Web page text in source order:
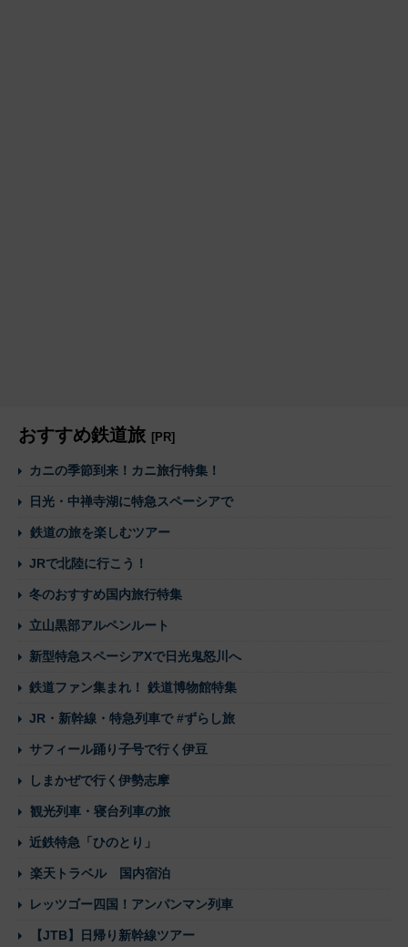
おすすめ鉄道旅 [PR]
カニの季節到来！カニ旅行特集！
日光・中禅寺湖に特急スペーシアで
鉄道の旅を楽しむツアー
JRで北陸に行こう！
冬のおすすめ国内旅行特集
立山黒部アルペンルート
新型特急スペーシアXで日光鬼怒川へ
鉄道ファン集まれ！ 鉄道博物館特集
JR・新幹線・特急列車で #ずらし旅
サフィール踊り子号で行く伊豆
しまかぜで行く伊勢志摩
観光列車・寝台列車の旅
近鉄特急「ひのとり」
楽天トラベル 国内宿泊
レッツゴー四国！アンパンマン列車
【JTB】日帰り新幹線ツアー